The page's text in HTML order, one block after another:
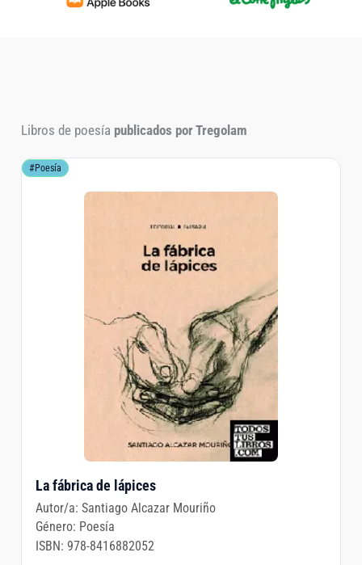
Apple Books — libros digitalesEl Corte
Libros de poesía publicados por Tregolam
#Poesía
La fábrica de lápices
Autor/a:Santiago Alcazar Mouriño
Género: Poesía
ISBN: 978-8416882052